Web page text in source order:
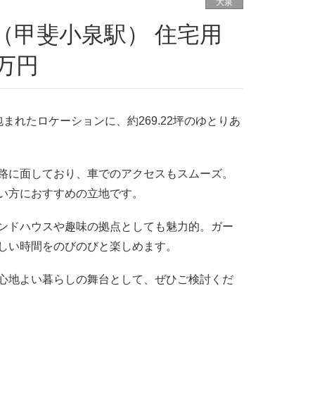
大泉
甲斐小泉駅） 住宅用
円
れたロケーションに、約269.22坪のゆとりあ
面しており、車でのアクセスもスムーズ。
におすすめの立地です。
ドハウスや趣味の拠点としても魅力的。ガー
時間をのびのびと楽しめます。
地よい暮らしの舞台として、ぜひご検討くだ